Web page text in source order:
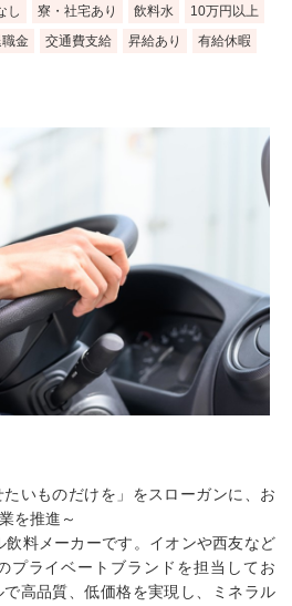
し 寮・社宅あり 飲料水
10万円以上
金 交通費支給 昇給あり
有給休暇
いものだけを」をスローガンに、お
を推進～
料メーカーです。イオンや西友など
プライベートブランドを担当してお
高品質、低価格を実現し、ミネラル